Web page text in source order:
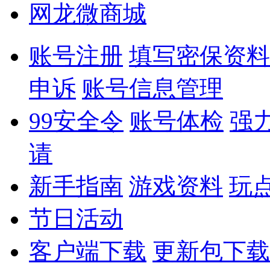
网龙微商城
账号注册 填写密保资料
申诉 账号信息管理
99安全令 账号体检 强
请
新手指南 游戏资料 玩
节日活动
客户端下载 更新包下载